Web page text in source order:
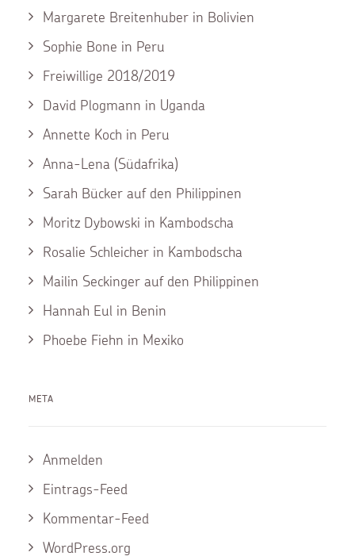
Margarete Breitenhuber in Bolivien
Sophie Bone in Peru
Freiwillige 2018/2019
David Plogmann in Uganda
Annette Koch in Peru
Anna-Lena (Südafrika)
Sarah Bücker auf den Philippinen
Moritz Dybowski in Kambodscha
Rosalie Schleicher in Kambodscha
Mailin Seckinger auf den Philippinen
Hannah Eul in Benin
Phoebe Fiehn in Mexiko
META
Anmelden
Eintrags-Feed
Kommentar-Feed
WordPress.org